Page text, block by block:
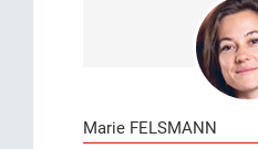
Marie FELSMANN